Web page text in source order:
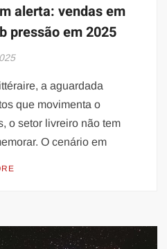
alerta: vendas em
pressão em 2025
a aguardada
que movimenta o
o setor livreiro não tem
O cenário em